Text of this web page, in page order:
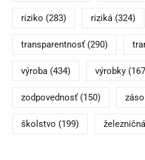
riziko (283) riziká(324)
transparentnosť(290)
výroba(434) výrobky
zodpovednosť(150)
školstvo (199)